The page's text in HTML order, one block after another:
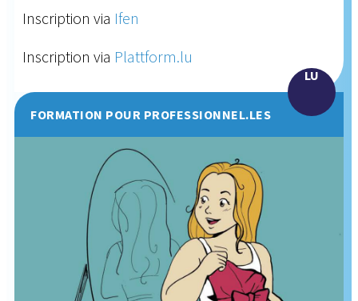
Inscription via Ifen
Inscription via Plattform.lu
FORMATION POUR PROFESSIONNEL.LES
LU